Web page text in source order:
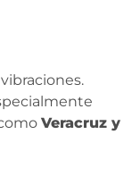
Veracruz y